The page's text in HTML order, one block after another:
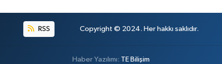
RSS Copyright © 2024. Her hakkı saklıdır.
Haber Yazılımı: TE Bilişim